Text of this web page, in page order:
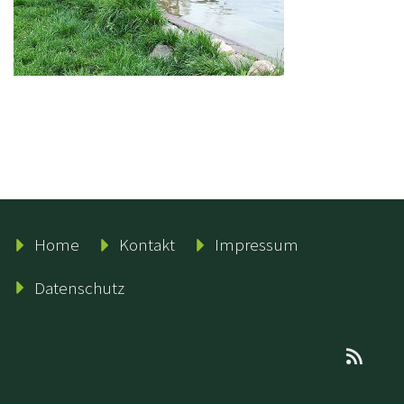
Home Kontakt
Impressum
Datenschutz